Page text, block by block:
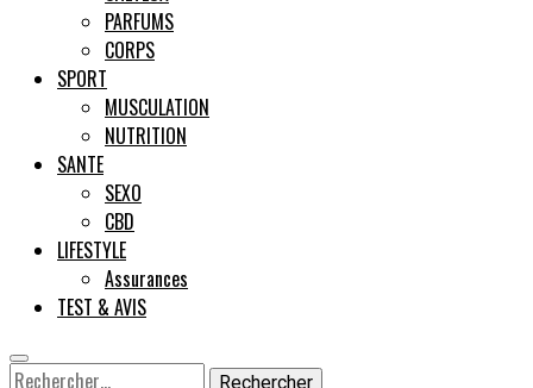
Male
PARFUMS
CORPS
SPORT
MUSCULATION
NUTRITION
SANTE
SEXO
CBD
LIFESTYLE
Assurances
TEST & AVIS
Rechercher :